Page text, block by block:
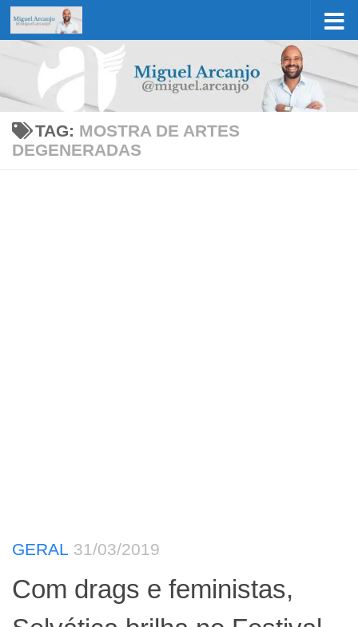
Skip to content
TAG: MOSTRA DE ARTES
DEGENERADAS
GERAL 31/03/2019
Com drags e feministas,